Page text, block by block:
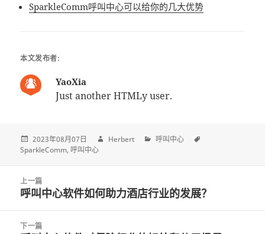
SparkleComm呼叫中心可以给你的几大优势
本文发布者:
YaoXia
Just another HTMLy user.
2023年08月07日 Herbert
呼叫中心
SparkleComm 呼叫中心
navigation
上一篇
上
篇
呼叫中心软件如何助力酒店行业的发展？
下一篇